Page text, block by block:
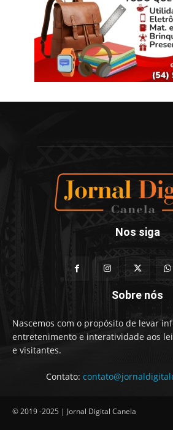
Nos siga
Sobre nós
Nascemos com o propósito de levar
entretenimento e interatividade aos
e visitantes.
Contato:
© 2019 -2025 | Jornal Digital Canela